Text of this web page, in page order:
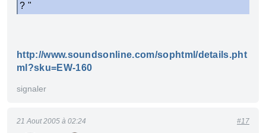
? "
http://www.soundsonline.com/sophtml/details.pht
ml?sku=EW-160
signaler
21 Aout 2005 à 02:24 #17